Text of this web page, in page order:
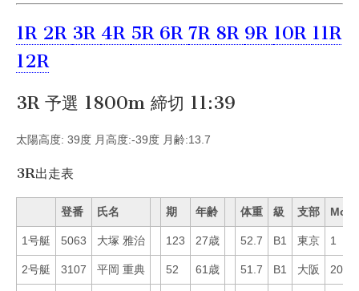
1R 2R 3R 4R 5R 6R 7R 8R 9R 10R 11R
12R
3R 予選 1800m 締切 11:39
太陽高度: 39度 月高度:-39度 月齢:13.7
3R出走表
登番 氏名 期 年齢 体重 級 支部 Mo
1号艇 5063 大塚 雅治 123 27歳 52.7 B1 東京 1
2号艇 3107 平岡 重典 52 61歳 51.7 B1 大阪 20